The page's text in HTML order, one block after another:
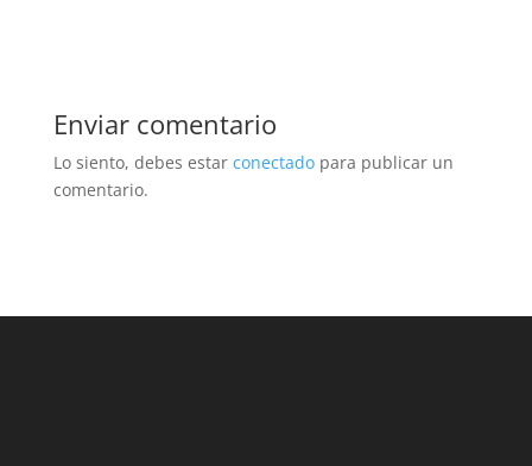
Enviar comentario
Lo siento, debes estar conectadopara publicar un
comentario.